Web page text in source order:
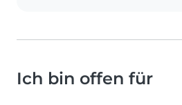
Ich bin offen für